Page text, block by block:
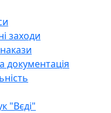
заходи
"Вєді"